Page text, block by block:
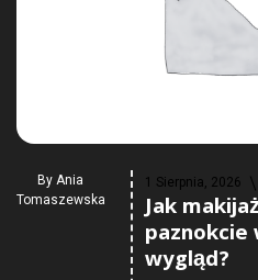
By Ania
Tomaszewska
1 Sierpnia, 2026
Jak
paznokcie
wygląd?